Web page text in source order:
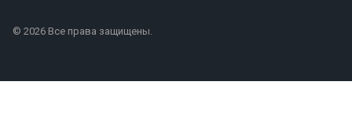
© 2026 Все права защищены.